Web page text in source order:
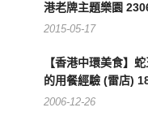
港老牌主題樂園
2015-05-17
【香港中環美食】
的用餐經驗 (雷店)
2006-12-26